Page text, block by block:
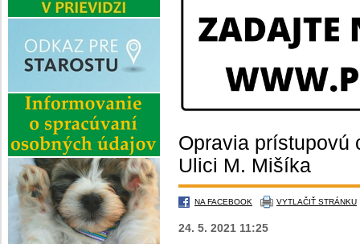
Opravia prístupovú
Ulici M. Mišíka
NA FACEBOOK VYTLAČIŤ STRÁNKU
24. 5. 2021 11:25